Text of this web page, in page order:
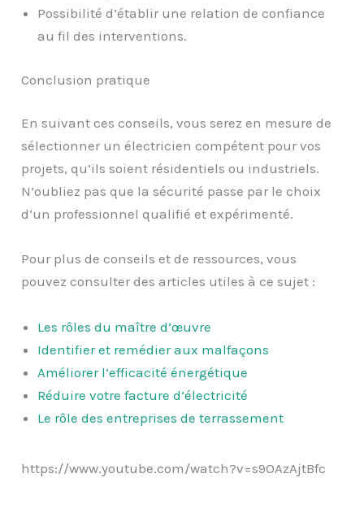
Possibilité d’établir une relation de confiance
au fil des interventions.
Conclusion pratique
En suivant ces conseils, vous serez en mesure de
sélectionner un électricien compétent pour vos
projets, qu’ils soient résidentiels ou industriels.
N’oubliez pas que la sécurité passe par le choix
d’un professionnel qualifié et expérimenté.
Pour plus de conseils et de ressources, vous
pouvez consulter des articles utiles à ce sujet :
Les rôles du maître d’œuvre
Identifier et remédier aux malfaçons
Améliorer l’efficacité énergétique
Réduire votre facture d’électricité
Le rôle des entreprises de terrassement
https://www.youtube.com/watch?v=s9OAzAjtBfc